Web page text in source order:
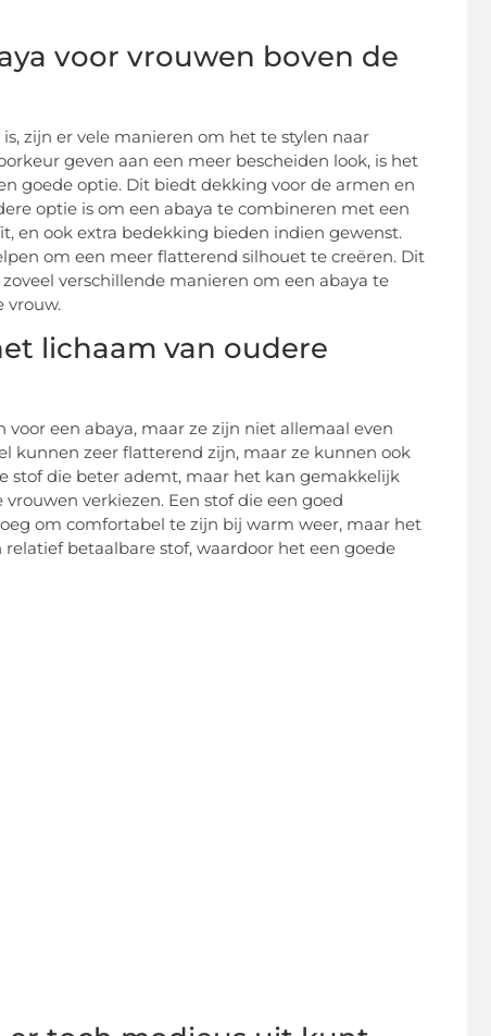
voor vrouwen boven de
zijn er vele manieren om het te stylen naar
geven aan een meer bescheiden look, is het
goede optie. Dit biedt dekking voor de armen en
optie is om een abaya te combineren met een
en ook extra bedekking bieden indien gewenst.
om een meer flatterend silhouet te creëren. Dit
verschillende manieren om een abaya te
vrouw.
lichaam van oudere
een abaya, maar ze zijn niet allemaal even
kunnen zeer flatterend zijn, maar ze kunnen ook
stof die beter ademt, maar het kan gemakkelijk
verkiezen. Een stof die een goed
om comfortabel te zijn bij warm weer, maar het
betaalbare stof, waardoor het een goede